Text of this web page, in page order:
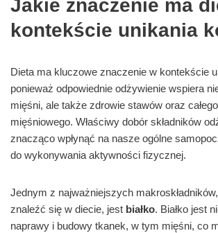
Jakie znaczenie ma
kontekście unikania
Dieta ma kluczowe znaczenie w kontekście
ponieważ odpowiednie odżywienie wspiera
mięśni, ale także zdrowie stawów oraz
mięśniowego. Właściwy dobór składników
znacząco wpłynąć na nasze ogólne
do wykonywania aktywności fizycznej.
Jednym z najważniejszych
znaleźć się w diecie, jest białko. Białko jest
naprawy i budowy tkanek, w tym mięśni, co